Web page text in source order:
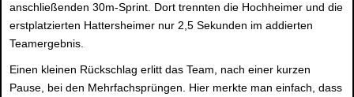
anschließenden 30m-Sprint. Dort trennten die Hochheimer und die
erstplatzierten Hattersheimer nur 2,5 Sekunden im addierten
Teamergebnis.
Einen kleinen Rückschlag erlitt das Team, nach einer kurzen
Pause, bei den Mehrfachsprüngen. Hier merkte man einfach, dass